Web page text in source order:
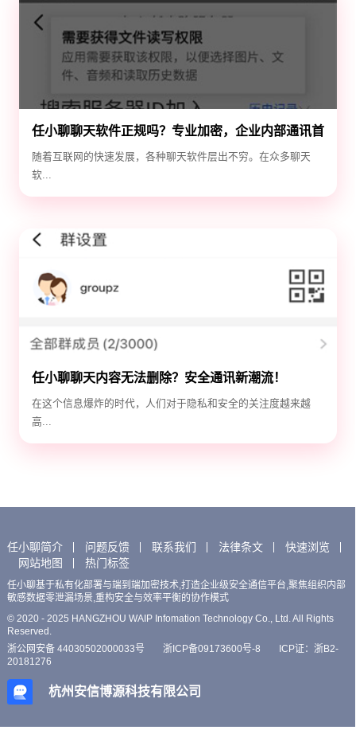
任小聊聊天软件正规吗？专业加密，企业内部通讯首
选！
随着互联网的快速发展，各种聊天软件层出不穷。在众多聊天
软...
任小聊聊天内容无法删除？安全通讯新潮流！
在这个信息爆炸的时代，人们对于隐私和安全的关注度越来越
高...
任小聊简介 问题反馈 联系我们 法律条文
快速浏览
网站地图
热门标签
任小聊基于私有化部署与端到端加密技术,打造企业级安全通信平台,聚焦组织内部
敏感数据零泄漏场景,重构安全与效率平衡的协作模式
© 2020 - 2025 HANGZHOU WAIP Infomation Technology Co., Ltd. All Rights
Reserved.
浙公网安备 44030502000033号
浙ICP备09173600号-8
ICP证：浙B2-
20181276
杭州安信博源科技有限公司